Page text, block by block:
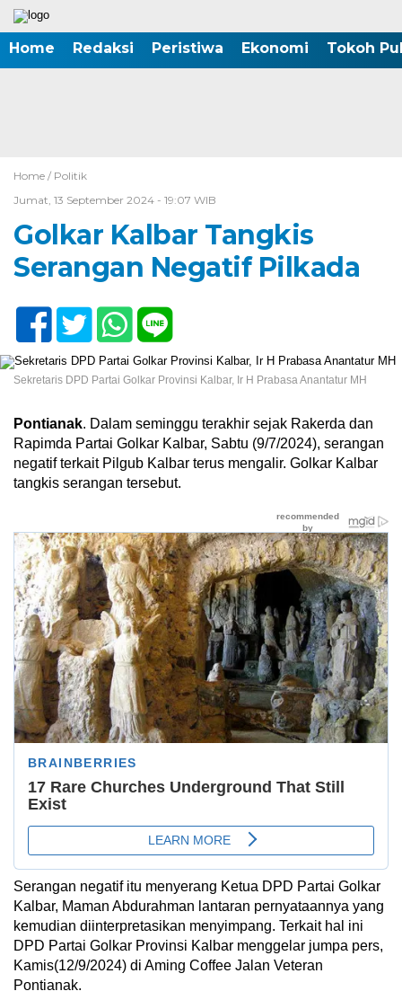
Home Redaksi Peristiwa Ekonomi Tokoh
Home / Politik
Jumat, 13 September 2024 - 19:07 WIB
Golkar Kalbar Tangkis
Serangan Negatif Pilkada
Sekretaris DPD Partai Golkar Provinsi Kalbar, Ir H Prabasa Anantatur MH
Pontianak. Dalam seminggu terakhir sejak Rakerda dan
Rapimda Partai Golkar Kalbar, Sabtu (9/7/2024), serangan
negatif terkait Pilgub Kalbar terus mengalir. Golkar Kalbar
tangkis serangan tersebut.
Serangan negatif itu menyerang Ketua DPD Partai Golkar
Kalbar, Maman Abdurahman lantaran pernyataannya yang
kemudian diinterpretasikan menyimpang. Terkait hal ini
DPD Partai Golkar Provinsi Kalbar menggelar jumpa pers,
Kamis(12/9/2024) di Aming Coffee Jalan Veteran
Pontianak.